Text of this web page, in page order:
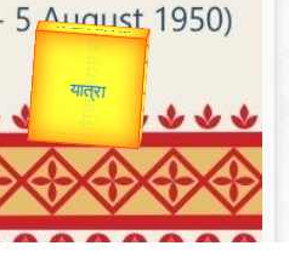
उप प्रधानमंत्री
Valentine's
उपराष्ट्रपति Gold Rate unTV Special